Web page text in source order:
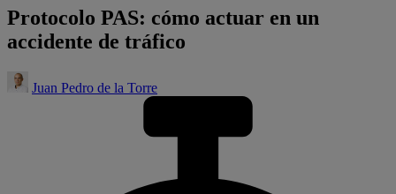
Protocolo PAS: cómo actuar en un
accidente de tráfico
Juan Pedro de la Torre